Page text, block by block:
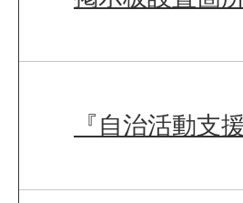
『自治活動支